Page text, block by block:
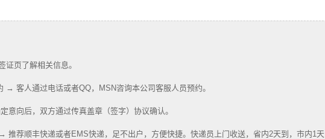
证页了解相关信息。
→ 客人通过电话或者QQ，MSN咨询本公司客服人员预约。
意向后，双方通过传真盖章（签字）协议确认。
推荐顺丰快递或者EMS快递，足不出户，方便快捷。快递员上门收送，省内2天到，市内1天